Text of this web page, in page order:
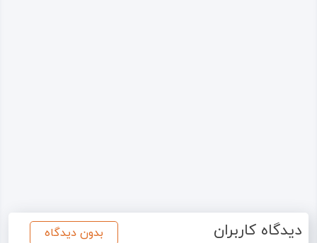
دیدگاه کاربران بدون دیدگاه